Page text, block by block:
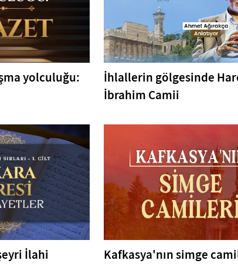
yolculuğu:
İhlallerin gölgesinde
İbrahim Camii
İlahi
Kafkasya'nın simge